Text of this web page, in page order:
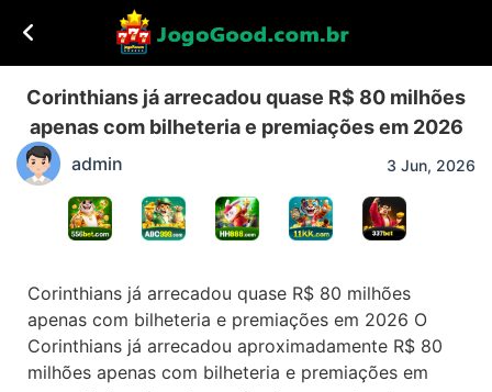
Corinthians já arrecadou quase R$ 80 milhões
apenas com bilheteria e premiações em 2026
admin 3 Jun, 2026
Corinthians já arrecadou quase R$ 80 milhões
apenas com bilheteria e premiações em 2026 O
Corinthians já arrecadou aproximadamente R$ 80
milhões apenas com bilheteria e premiações em